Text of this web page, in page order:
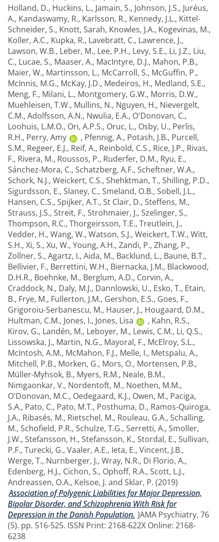
Holland, D., Huckins, L., Jamain, S., Johnson, J.S., Juréus,
A., Kandaswamy, R., Karlsson, R., Kennedy, J.L., Kittel-
Schneider, S., Knott, Sarah, Knowles, J.A., Kogevinas, M.,
Koller, A.C., Kupka, R., Lavebratt, C., Lawrence, J.,
Lawson, W.B., Leber, M., Lee, P.H., Levy, S.E., Li, J.Z., Liu,
C., Lucae, S., Maaser, A., MacIntyre, D.J., Mahon, P.B.,
Maier, W., Martinsson, L., McCarroll, S., McGuffin, P.,
McInnis, M.G., McKay, J.D., Medeiros, H., Medland, S.E.,
Meng, F., Milani, L., Montgomery, G.W., Morris, D.W.,
Muehleisen, T.W., Mullins, N., Nguyen, H., Nievergelt,
C.M., Adolfsson, A.N., Nwulia, E.A., O'Donovan, C.,
Loohuis, L.M.O., Ori, A.P.S., Oruc, L., Osby, U., Perlis,
R.H., Perry, Amy , Pfennig, A., Potash, J.B., Purcell,
S.M., Regeer, E.J., Reif, A., Reinbold, C.S., Rice, J.P., Rivas,
F., Rivera, M., Roussos, P., Ruderfer, D.M., Ryu, E.,
Sánchez-Mora, C., Schatzberg, A.F., Scheftner, W.A.,
Schork, N.J., Weickert, C.S., Shehktman, T., Shilling, P.D.,
Sigurdsson, E., Slaney, C., Smeland, O.B., Sobell, J.L.,
Hansen, C.S., Spijker, A.T., St Clair, D., Steffens, M.,
Strauss, J.S., Streit, F., Strohmaier, J., Szelinger, S.,
Thompson, R.C., Thorgeirsson, T.E., Treutlein, J.,
Vedder, H., Wang, W., Watson, S.J., Weickert, T.W., Witt,
S.H., Xi, S., Xu, W., Young, A.H., Zandi, P., Zhang, P.,
Zollner, S., Agartz, I., Aida, M., Backlund, L., Baune, B.T.,
Bellivier, F., Berrettini, W.H., Biernacka, J.M., Blackwood,
D.H.R., Boehnke, M., Berglum, A.D., Corvin, A.,
Craddock, N., Daly, M.J., Dannlowski, U., Esko, T., Etain,
B., Frye, M., Fullerton, J.M., Gershon, E.S., Goes, F.,
Grigoroiu-Serbanescu, M., Hauser, J., Hougaard, D.M.,
Hultman, C.M., Jones, I., Jones, Lisa , Kahn, R.S.,
Kirov, G., Landén, M., Leboyer, M., Lewis, C.M., Li, Q.S.,
Lissowska, J., Martin, N.G., Mayoral, F., McElroy, S.L.,
McIntosh, A.M., McMahon, F.J., Melle, I., Metspalu, A.,
Mitchell, P.B., Morken, G., Mors, O., Mortensen, P.B.,
Müller-Myhsok, B., Myers, R.M., Neale, B.M.,
Nimgaonkar, V., Nordentoft, M., Noethen, M.M.,
O'Donovan, M.C., Oedegaard, K.J., Owen, M., Paciga,
S.A., Pato, C., Pato, M.T., Posthuma, D., Ramos-Quiroga,
J.A., Ribasés, M., Rietschel, M., Rouleau, G.A., Schalling,
M., Schofield, P.R., Schulze, T.G., Serretti, A., Smoller,
J.W., Stefansson, H., Stefansson, K., Stordal, E., Sullivan,
P.F., Turecki, G., Vaaler, A.E., Ieta, E., Vincent, J.B.,
Werge, T., Nurnberger, J., Wray, N.R., Di Florio, A.,
Edenberg, H.J., Cichon, S., Ophoff, R.A., Scott, L.J.,
Andreassen, O.A., Kelsoe, J. and Sklar, P. (2019)
Association of Polygenic Liabilities for Major Depression,
Bipolar Disorder, and Schizophrenia With Risk for
Depression in the Danish Population. JAMA Psychiatry, 76
(5). pp. 516-525. ISSN Print: 2168-622X Online: 2168-
6238